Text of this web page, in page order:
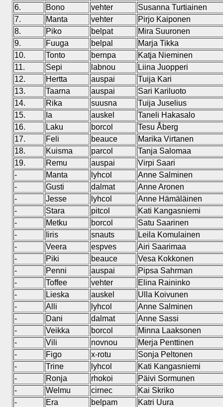
6.
Bono vehter
Susanna Turtiainen
7.
Manta vehter
Pirjo Kaiponen
8.
Piko belpat
Mira Suuronen
9.
Fuuga belpal
Marja Tikka
10.
Tonto bernpa
Katja Nieminen
11.
Sepi labnou
Liina Juopperi
12.
Hertta auspai
Tuija Kari
13.
Taarna auspai
Sari Kariluoto
14.
Rika suusna
Tuija Juselius
15.
Ia auskel
Taneli Hakasalo
16.
Laku borcol
Tesu Åberg
17.
Feli beauce
Marika Virtanen
18.
Kuisma parcol
Tanja Salomaa
19.
Remu auspai
Virpi Saari
-
Manta lyhcol
Anne Salminen
-
Gusti dalmat
Anne Aronen
-
Jesse lyhcol
Anne Hämäläinen
-
Stara pitcol
Kati Kangasniemi
-
Metku borcol
Satu Saarinen
-
Iiris snauts
Leila Komulainen
-
Veera espves
Airi Saarimaa
-
Piki beauce
Vesa Kokkonen
-
Penni auspai
Pipsa Sahrman
-
Toffee vehter
Elina Raininko
-
Lieska auskel
Ulla Koivunen
-
Alli lyhcol
Anne Salminen
-
Dani dalmat
Anne Sassi
-
Veikka borcol
Minna Laaksonen
-
Vili novnou
Merja Penttinen
-
Figo x-rotu
Sonja Peltonen
-
Trine lyhcol
Kati Kangasniemi
-
Ronja rhokoi
Päivi Sormunen
-
Welmu cirnec
Kai Skriko
-
Era belpam
Katri Uura